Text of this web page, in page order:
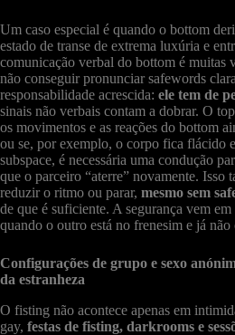
Um caso especial é quando o bottom
estado de transe de extrema luxúria e
comunicação verbal do bottom é muitas
não conseguir pronunciar safewords
responsabilidade acrescida: ele tem de
sinais não verbais contam a dobrar. O
os movimentos e as reações do bottom
ou se, por exemplo, o corpo fica flácido
subspace, é necessária uma condução
que o parceiro “aterre” novamente. Isso
reduzir o ritmo ou parar, mesmo sem
de que é suficiente. A segurança vem
quando o outro está no frenesim e já não
Configurações de grupo e sexo
da estranheza
O fisting não acontece apenas em
gay, festas de fisting, darkrooms e